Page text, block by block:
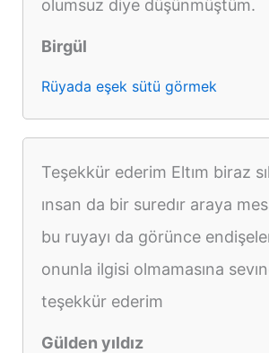
olumsuz diye düşünmüştüm.
Birgül
Rüyada eşek sütü görmek
Teşekkür ederim Eltım biraz
ınsan da bir suredır araya
bu ruyayı da görünce
onunla ilgisi olmamasına
teşekkür ederim
Gülden yıldız